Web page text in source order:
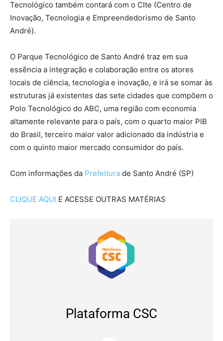
Tecnológico também contará com o CIte (Centro de
Inovação, Tecnologia e Empreendedorismo de Santo
André).
O Parque Tecnológico de Santo André traz em sua
essência a integração e colaboração entre os atores
locais de ciência, tecnologia e inovação, e irá se somar às
estruturas já existentes das sete cidades que compõem o
Polo Tecnológico do ABC, uma região com economia
altamente relevante para o país, com o quarto maior PIB
do Brasil, terceiro maior valor adicionado da indústria e
com o quinto maior mercado consumidor do país.
Com informações da Prefeitura de Santo André (SP)
CLIQUE AQUI E ACESSE OUTRAS MATÉRIAS
Plataforma CSC